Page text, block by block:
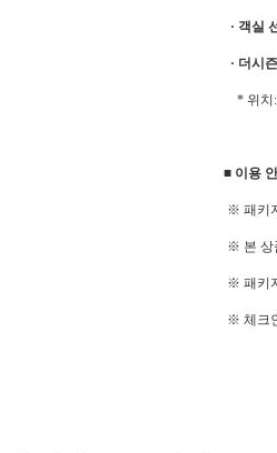
· 객실
· 더시
* 위치:
■ 이용
※ 패키
※ 본 상
※ 패키
※ 체크